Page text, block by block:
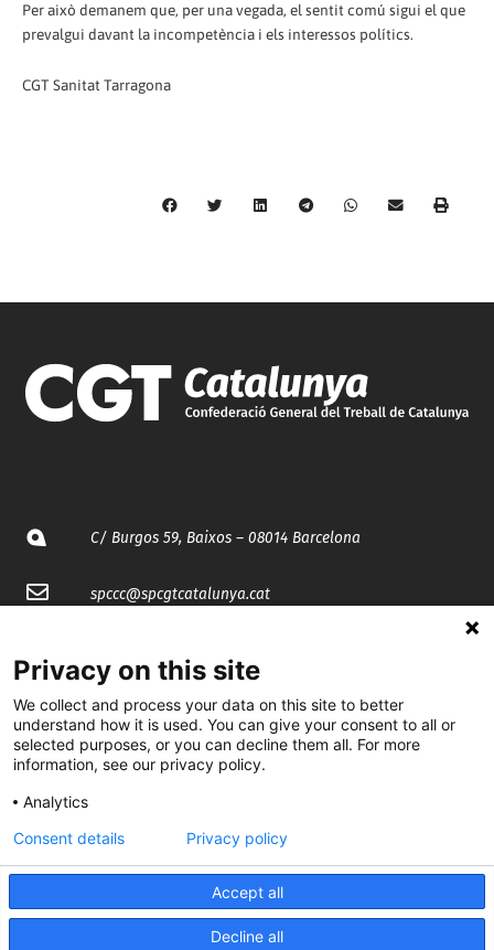
Per això demanem que, per una vegada, el sentit comú sigui el que
prevalgui davant la incompetència i els interessos polítics.
CGT Sanitat Tarragona
C/ Burgos 59, Baixos – 08014 Barcelona
spccc@spcgtcatalunya.cat
@CGTCatalunya
cgtcatalunya
CGTCatalunya
cgtcatalunya
Desenvolupat per
Privacy on this site
We collect and process your data on this site to better
understand how it is used. You can give your consent to all or
selected purposes, or you can decline them all. For more
information, see our privacy policy.
Analytics
Accept all
Decline all
Consent details Privacy policy